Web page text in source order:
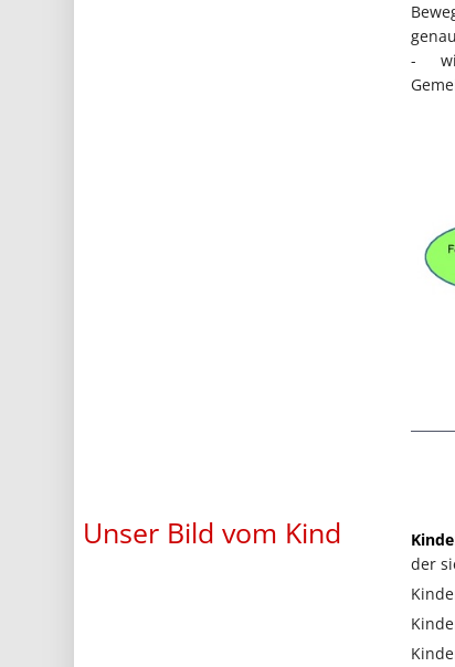
- wir
Unser Bild vom Kind
der